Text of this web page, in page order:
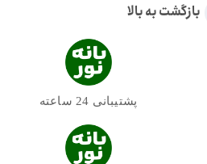
بازگشت به بالا
پشتیبانی 24 ساعته